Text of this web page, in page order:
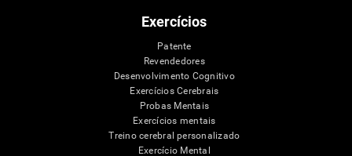
Exercícios
Patente
Revendedores
Desenvolvimento Cognitivo
Exercícios Cerebrais
Probas Mentais
Exercícios mentais
Treino cerebral personalizado
Exercício Mental